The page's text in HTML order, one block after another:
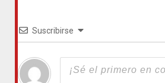
Suscribirse